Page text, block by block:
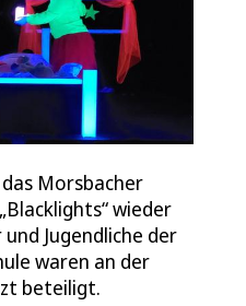
Morsbacher
wieder
Jugendliche der
waren an der
beteiligt.